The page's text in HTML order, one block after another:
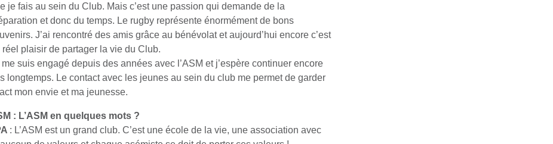
je fais au sein du Club. Mais c’est une passion qui demande de la
et donc du temps. Le rugby représente énormément de bons
J’ai rencontré des amis grâce au bénévolat et aujourd’hui encore c’est
réel plaisir de partager la vie du Club.
me suis engagé depuis des années avec l’ASM et j’espère continuer encore
longtemps. Le contact avec les jeunes au sein du club me permet de garder
mon envie et ma jeunesse.
: L’ASM en quelques mots ?
: L’ASM est un grand club. C’est une école de la vie, une association avec